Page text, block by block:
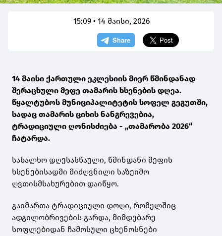
15:09 • 14 მაისი, 2026
14 მაისი ქართული ეკლესიის მიერ წმინდანად
შერაცხული მეფე თამარის ხსენების დღეა.
წყალტუბოს მუნიციპალიტეტის სოფელ გეგუთში,
სადაც თამარის ციხის ნანგრევებია,
ტრადიციული ღონისძიება - „თამარობა 2026“
ჩატარდა.
სახალხო დღესასწაული, წმინდანი მეფის
ხსენებისადმი მიძღვნილი საზეიმო
ღვთისმსახურებით დაიწყო.
გაიმართა ტრადიციული დოღი, რომელშიც
ადგილობრივების გარდა, მიმდებარე
სოფლებიდან ჩამოსული ცხენოსნები